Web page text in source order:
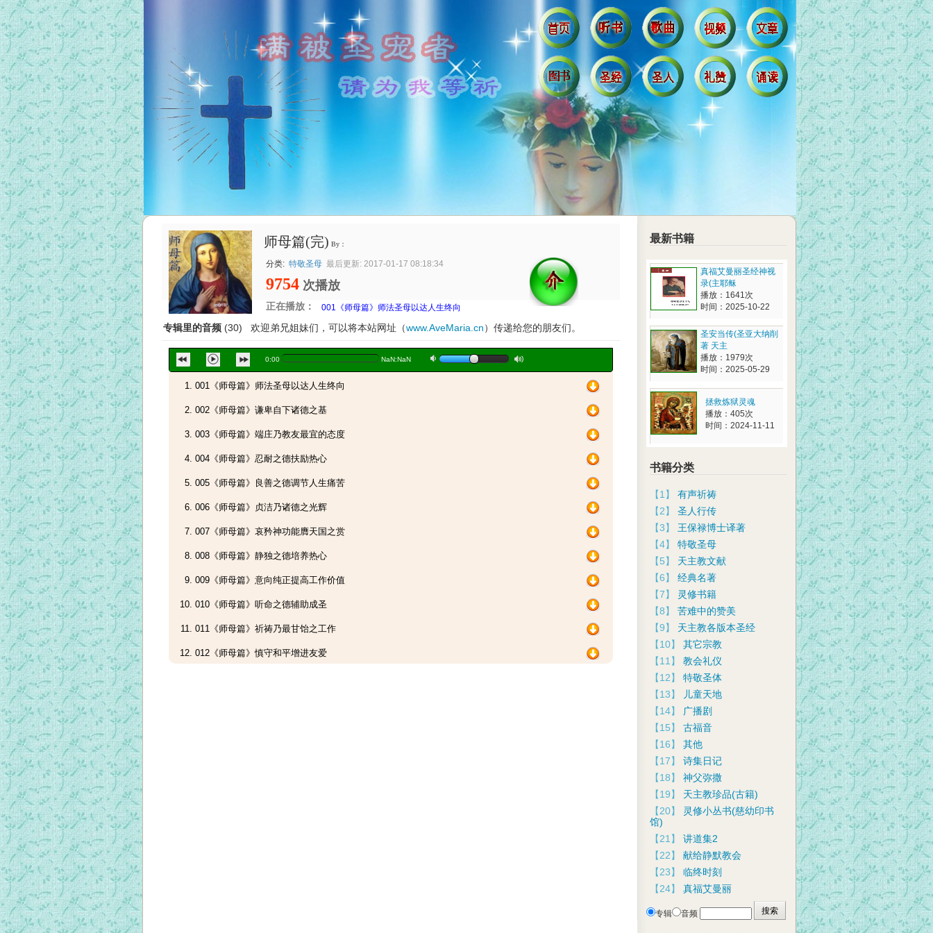
师母篇(完) By：
分类: 特敬圣母 最后更新: 2017-01-17 08:18:34
9754 次播放
正在播放：
专辑里的音频 (30) 欢迎弟兄姐妹们，可以将本站网址（www.AveMaria.cn）传递给您的朋友们。
0:00 NaN:NaN a b
001《师母篇》师法圣母以达人生终向
001《师母篇》师法圣母以达人生终向
002《师母篇》谦卑自下诸德之基
003《师母篇》端庄乃教友最宜的态度
004《师母篇》忍耐之德扶励热心
005《师母篇》良善之德调节人生痛苦
006《师母篇》贞洁乃诸德之光辉
007《师母篇》哀矜神功能膺天国之赏
008《师母篇》静独之德培养热心
009《师母篇》意向纯正提高工作价值
010《师母篇》听命之德辅助成圣
011《师母篇》祈祷乃最甘饴之工作
012《师母篇》慎守和平增进友爱
最新书籍
真福艾曼丽圣经神视
录(主耶稣
播放：1641次
时间：2025-10-22
圣安当传(圣亚大纳削
著 天主
播放：1979次
时间：2025-05-29
拯救炼狱灵魂
播放：405次
时间：2024-11-11
书籍分类
【1】 有声祈祷
【2】 圣人行传
【3】 王保禄博士译著
【4】 特敬圣母
【5】 天主教文献
【6】 经典名著
【7】
灵修书籍
【8】 苦难中的赞美
【9】 天主教各版本圣经
【10】 其它宗教
【11】 教会礼仪
【12】 特敬圣体
【13】
儿童天地
【14】
广播剧
【15】 古福音
【16】 其他
【17】 诗集日记
【18】 神父弥撒
【19】 天主教珍品(古籍)
【20】
灵修小丛书(慈幼印书
馆)
【21】 讲道集2
【22】 献给静默教会
【23】 临终时刻
【24】 真福艾曼丽
专辑 音频